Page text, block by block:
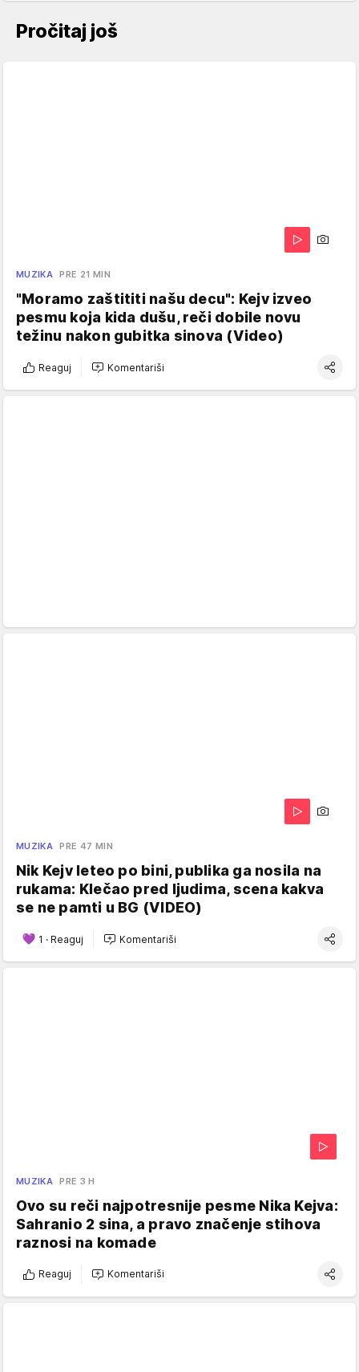
Pročitaj još
MUZIKA PRE 21 MIN
"Moramo zaštititi našu decu": Kejv izveo
pesmu koja kida dušu, reči dobile novu
težinu nakon gubitka sinova (Video)
Reaguj Komentariši
MUZIKA PRE 47 MIN
Nik Kejv leteo po bini, publika ga nosila na
rukama: Klečao pred ljudima, scena kakva
se ne pamti u BG (VIDEO)
1 · Reaguj Komentariši
MUZIKA PRE 3 H
Ovo su reči najpotresnije pesme Nika Kejva:
Sahranio 2 sina, a pravo značenje stihova
raznosi na komade
Reaguj Komentariši